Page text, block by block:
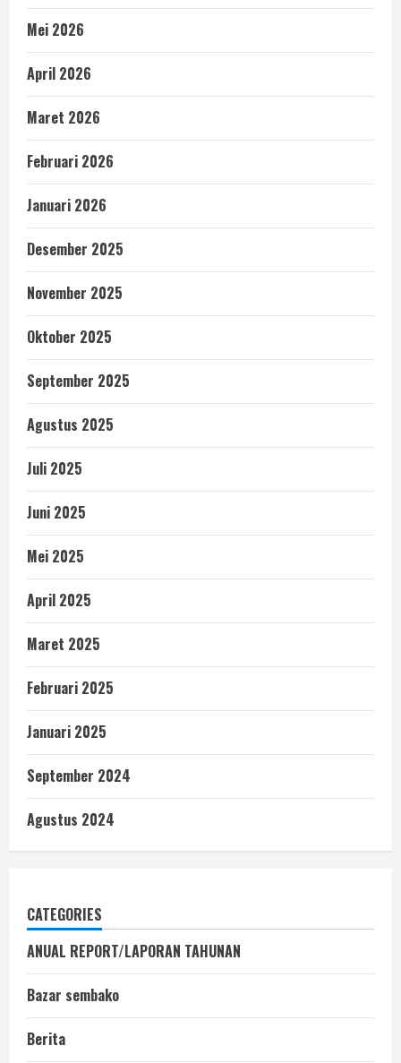
Mei 2026
April 2026
Maret 2026
Februari 2026
Januari 2026
Desember 2025
November 2025
Oktober 2025
September 2025
Agustus 2025
Juli 2025
Juni 2025
Mei 2025
April 2025
Maret 2025
Februari 2025
Januari 2025
September 2024
Agustus 2024
CATEGORIES
ANUAL REPORT/LAPORAN TAHUNAN
Bazar sembako
Berita